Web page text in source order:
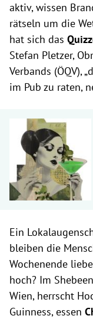
aktiv, wissen
rätseln um die
hat sich das
Stefan Pletzer,
Verbands (ÖQV),
im Pub zu raten,
Ein
bleiben die
Wochenende
hoch? Im
Wien, herrscht
Guinness, essen